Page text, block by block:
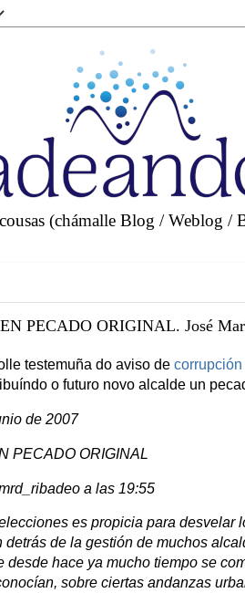
(chámalle Blog / Weblog /
PECADO ORIGINAL. José
testemuña do aviso de corrupción
o futuro novo alcalde un
de 2007
PECADO ORIGINAL
a las 19:55
es propicia para desvelar
detrás de la gestión de muchos
desde hace ya mucho tiempo se
sobre ciertas andanzas